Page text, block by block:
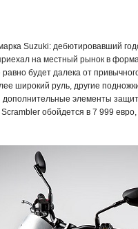
Suzuki: дебютировавший
на местный рынок в
будет далека от
широкий руль, другие
элементы
обойдется в 7 999